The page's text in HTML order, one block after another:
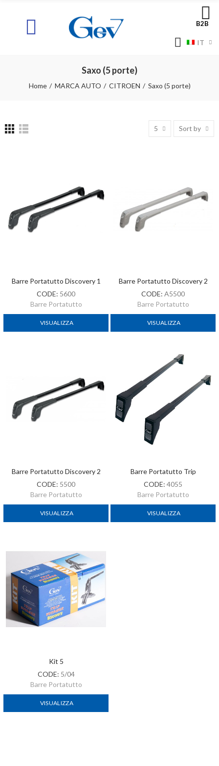
B2B
IT
Saxo (5 porte)
Home MARCA AUTO CITROEN Saxo (5 porte)
5 Sort by
Barre Portatutto Discovery 1
CODE: 5600
Barre Portatutto
VISUALIZZA
Barre Portatutto Discovery 2
CODE: A5500
Barre Portatutto
VISUALIZZA
Barre Portatutto Discovery 2
CODE: 5500
Barre Portatutto
VISUALIZZA
Barre Portatutto Trip
CODE: 4055
Barre Portatutto
VISUALIZZA
Kit 5
CODE: 5/04
Barre Portatutto
VISUALIZZA